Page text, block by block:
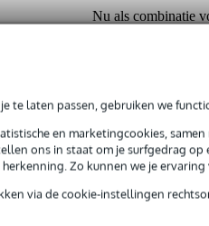
te laten passen, gebruiken we
en marketingcookies,
ons in staat om je surfgedrag
Zo kunnen we je
via de cookie-instellingen
Nu als combinatie
Productinformatie